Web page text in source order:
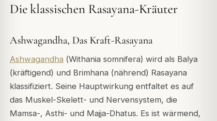
Die klassischen Rasayana-Kräuter
Ashwagandha, Das Kraft-Rasayana
Ashwagandha (Withania somnifera) wird als Balya
(kräftigend) und Brimhana (nährend) Rasayana
klassifiziert. Seine Hauptwirkung entfaltet es auf
das Muskel-Skelett- und Nervensystem, die
Mamsa-, Asthi- und Majja-Dhatus. Es ist wärmend,